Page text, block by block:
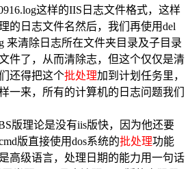
这样的IIS日志文件格式，这样
的日志文件名然后，我们再使用del
来清除日志所在文件夹目录及子目录
件了，从而清除志，但这个仅仅是清
还得把这个批处理加到计划任务里，
一来，所有的计算机的日志问题我们
版理论是没有iis版快，因为他还要
版直接使用dos系统的批处理功能
高级语言，处理日期的能力用一句话